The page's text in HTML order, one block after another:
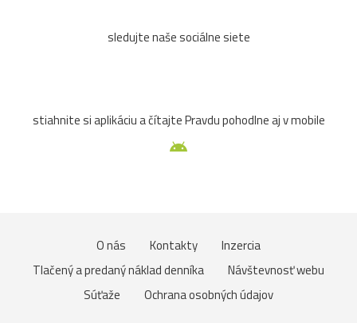
sledujte naše sociálne siete
stiahnite si aplikáciu a čítajte Pravdu pohodlne aj v mobile
O nás Kontakty
Inzercia
Tlačený a predaný náklad denníka
Návštevnosť webu
Súťaže
Ochrana osobných údajov